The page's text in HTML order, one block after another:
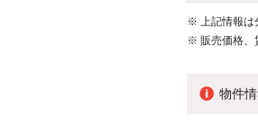
※
上記情報
※ 販売価格、
物件